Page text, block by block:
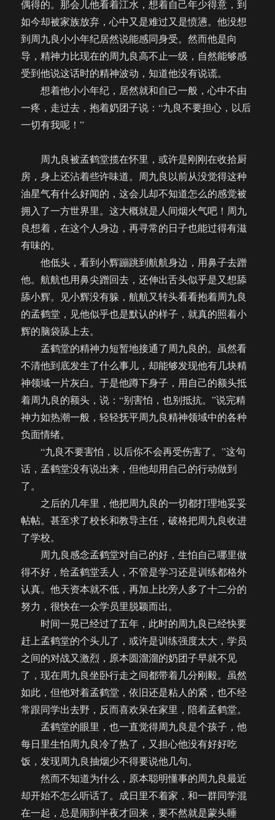
偶得的。那会儿他看着江水，想着自己年少得意，到
如今却被家族放弃，心中又是难过又是愤懑。他没想
到周九良小小年纪居然说能感同身受。然而他是向
导，精神力比现在的周九良高不止一级，自然能够感
受到他说这话时的精神波动，知道他没有说谎。
想着他小小年纪，居然就和自己一般，心中不由
一疼，走过去，抱着奶团子说：“九良不要担心，以后
一切有我呢！”
周九良被孟鹤堂揽在怀里，或许是刚刚在收拾厨
房，身上还沾着些许味道。周九良以前从没觉得这种
油星气有什么好闻的，这会儿却不知道怎么的感觉被
拥入了一方世界里。这大概就是人间烟火气吧！周九
良想着，在这个人身边，再寻常的日子也能过得有滋
有味的。
他低头，看到小辉蹦跳到航航身边，用鼻子去蹭
他。航航也用鼻尖蹭回去，还伸出舌头似乎是又想舔
舔小辉。见小辉没有躲，航航又转头看看抱着周九良
的孟鹤堂，见他似乎也是默认的样子，就真的照着小
辉的脑袋舔上去。
孟鹤堂的精神力短暂地接通了周九良的。虽然看
不清他到底发生了什么事儿，却能够发现他有几块精
神领域一片灰白。于是他蹲下身子，用自己的额头抵
着周九良的额头，说：“别害怕，也别抵抗。”说完精
神力如热潮一般，轻轻抚平周九良精神领域中的各种
负面情绪。
“九良不要害怕，以后你不会再受伤害了。”这句
话，孟鹤堂没有说出来，但他却用自己的行动做到
了。
之后的几年里，他把周九良的一切都打理地妥妥
帖帖。甚至求了校长和教导主任，破格把周九良收进
了学校。
周九良感念孟鹤堂对自己的好，生怕自己哪里做
得不好，给孟鹤堂丢人，不管是学习还是训练都格外
认真。他天资本就不低，再加上比旁人多了十二分的
努力，很快在一众学员里脱颖而出。
时间一晃已经过了五年，此时的周九良已经快要
赶上孟鹤堂的个头儿了，或许是训练强度太大，学员
之间的对战又激烈，原本圆溜溜的奶团子早就不见
了，现在周九良坐卧行走之间都带着几分刚毅。虽然
如此，但他对着孟鹤堂，依旧还是粘人的紧，也不经
常跟同学出去野，反而喜欢呆在家里，陪着孟鹤堂。
孟鹤堂的眼里，也一直觉得周九良是个孩子，他
每日里生怕周九良冷了热了，又担心他没有好好吃
饭，发现周九良抽烟少不得要说他几句。
然而不知道为什么，原本聪明懂事的周九良最近
却开始不怎么听话了。成日里不着家，和一群同学混
在一起，总是闹到半夜才回来，要不然就是蒙头睡